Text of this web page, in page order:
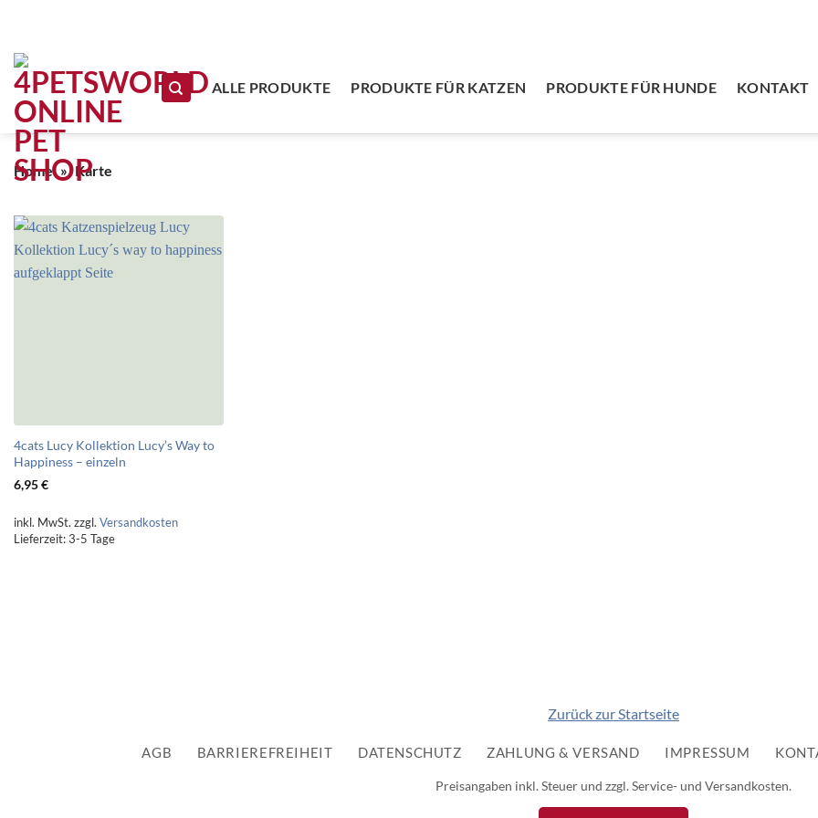
Zum Inhalt springen
ALLE PRODUKTE
PRODUKTE FÜR KATZEN PRODUKTE FÜR HUNDE KONTAKT
Home » Karte
4cats Lucy Kollektion Lucy’s Way to
Happiness – einzeln
6,95€
inkl. MwSt. zzgl. Versandkosten
Lieferzeit:3-5 Tage
Zurück zur Startseite
AGB BARRIEREFREIHEIT DATENSCHUTZ ZAHLUNG & VERSAND IMPRESSUM
Preisangaben inkl. Steuer und zzgl. Service- und Versandkosten.